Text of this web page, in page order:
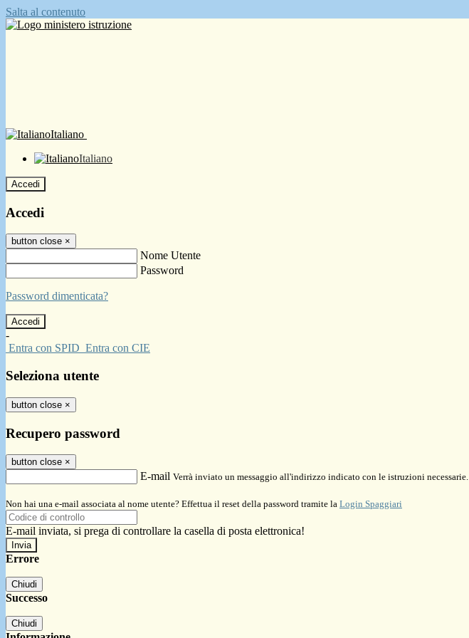
Salta al contenuto
Italiano
Italiano
Accedi
Accedi
button close ×
Nome Utente
Password
Password dimenticata?
-
Entra con SPID Entra con CIE
Seleziona utente
button close ×
Recupero password
button close ×
E-mail Verrà inviato un messaggio all'indirizzo indicato con le istruzioni necessarie.
Non hai una e-mail associata al nome utente? Effettua il reset della password tramite la Login Spaggiari
E-mail inviata, si prega di controllare la casella di posta elettronica!
Errore
Chiudi
Successo
Chiudi